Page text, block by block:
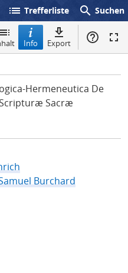
list Trefferliste search Suchen
Info Export
Hermeneutica De
Sacræ
Burchard